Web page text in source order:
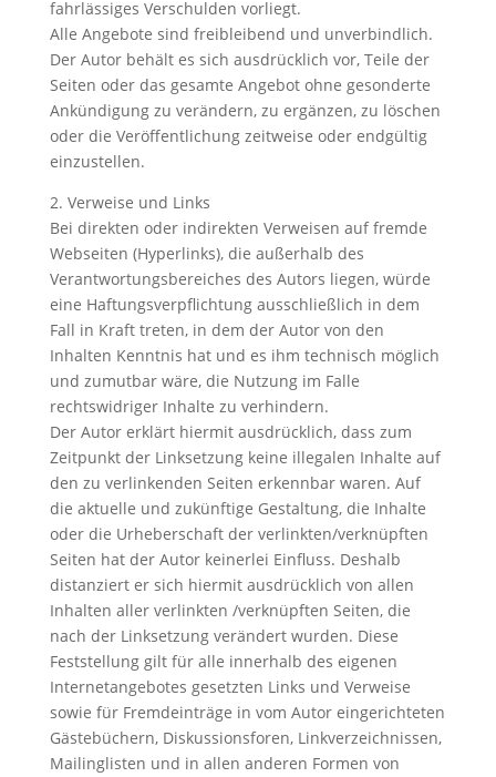
fahrlässiges Verschulden vorliegt.
Alle Angebote sind freibleibend und unverbindlich.
Der Autor behält es sich ausdrücklich vor, Teile der
Seiten oder das gesamte Angebot ohne gesonderte
Ankündigung zu verändern, zu ergänzen, zu löschen
oder die Veröffentlichung zeitweise oder endgültig
einzustellen.
2. Verweise und Links
Bei direkten oder indirekten Verweisen auf fremde
Webseiten (Hyperlinks), die außerhalb des
Verantwortungsbereiches des Autors liegen, würde
eine Haftungsverpflichtung ausschließlich in dem
Fall in Kraft treten, in dem der Autor von den
Inhalten Kenntnis hat und es ihm technisch möglich
und zumutbar wäre, die Nutzung im Falle
rechtswidriger Inhalte zu verhindern.
Der Autor erklärt hiermit ausdrücklich, dass zum
Zeitpunkt der Linksetzung keine illegalen Inhalte auf
den zu verlinkenden Seiten erkennbar waren. Auf
die aktuelle und zukünftige Gestaltung, die Inhalte
oder die Urheberschaft der verlinkten/verknüpften
Seiten hat der Autor keinerlei Einfluss. Deshalb
distanziert er sich hiermit ausdrücklich von allen
Inhalten aller verlinkten /verknüpften Seiten, die
nach der Linksetzung verändert wurden. Diese
Feststellung gilt für alle innerhalb des eigenen
Internetangebotes gesetzten Links und Verweise
sowie für Fremdeinträge in vom Autor eingerichteten
Gästebüchern, Diskussionsforen, Linkverzeichnissen,
Mailinglisten und in allen anderen Formen von